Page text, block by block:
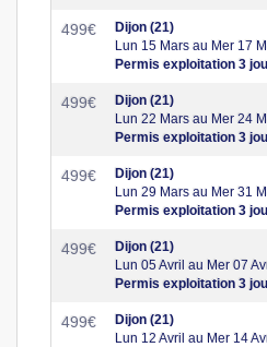
499€
Dijon (21)
Lun 15 Mars au Mer 17
Permis exploitation 3
499€
Dijon (21)
Lun 22 Mars au Mer 24
Permis exploitation 3
499€
Dijon (21)
Lun 29 Mars au Mer 31
Permis exploitation 3
499€
Dijon (21)
Lun 05 Avril au Mer 07
Permis exploitation 3
499€
Dijon (21)
Lun 12 Avril au Mer 14